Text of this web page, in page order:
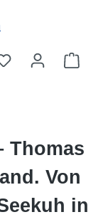
Thomas
Von
in